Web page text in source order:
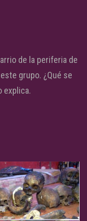
de la periferia de
grupo. ¿Qué se
explica.